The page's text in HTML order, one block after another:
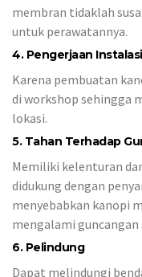
membran tidaklah
untuk perawatannya.
4. Pengerjaan
Karena pembuatan
di workshop sehingga
lokasi.
5. Tahan Terhadap
Memiliki kelenturan
didukung dengan
menyebabkan kanopi
mengalami guncangan
6. Pelindung
Dapat melindungi